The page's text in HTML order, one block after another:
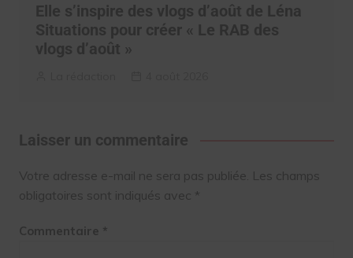
Elle s’inspire des vlogs d’août de Léna
Situations pour créer « Le RAB des
vlogs d’août »
Laisser un commentaire
Votre adresse e-mail ne sera pas publiée. Les champs
obligatoires sont indiqués avec *
Commentaire *